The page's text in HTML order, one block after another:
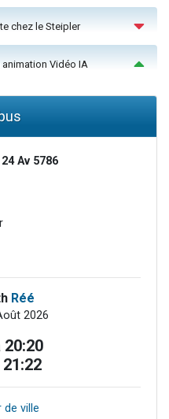
chez le Steipler
animation Vidéo IA
Av 5786
Réé
2026
20:20
21:22
de ville